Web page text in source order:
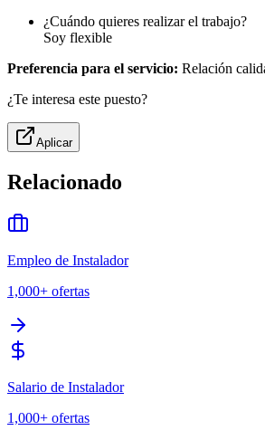
¿Cuándo quieres realizar el trabajo?
Soy flexible
Preferencia para el servicio: Relación
¿Te interesa este puesto?
Aplicar
Relacionado
Empleo de Instalador
1,000+ ofertas
Salario de Instalador
1,000+ ofertas